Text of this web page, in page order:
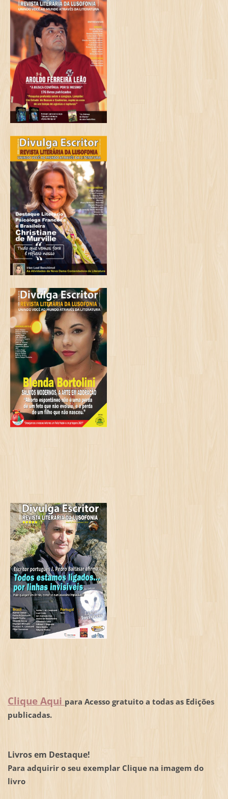
Clique Aqui para Acesso gratuito a todas as Edições
publicadas.
Livros em Destaque!
Para adquirir o seu exemplar Clique na imagem do
livro